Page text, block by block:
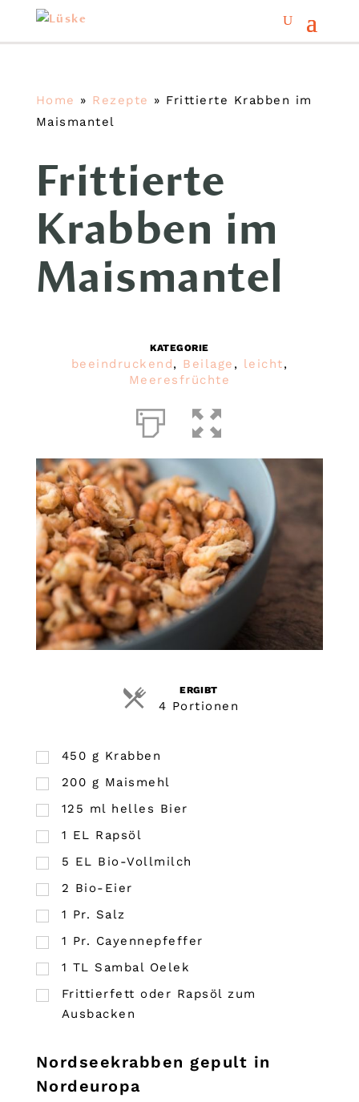
Home » Rezepte » Frittierte Krabben im
Maismantel
Frittierte
Krabben im
Maismantel
KATEGORIE
beeindruckend, Beilage , leicht,
Meeresfrüchte
ERGIBT
4 Portionen
450 g Krabben
200 g Maismehl
125 ml helles Bier
1 EL Rapsöl
5 EL Bio-Vollmilch
2 Bio-Eier
1 Pr. Salz
1 Pr. Cayennepfeffer
1 TL Sambal Oelek
Frittierfett oder Rapsöl zum
Ausbacken
Nordseekrabben gepult in
Nordeuropa